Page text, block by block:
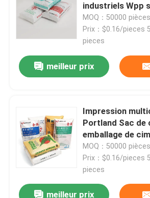
Sacs de soupapes en PE
EVA sac à fondue basse
industriels Wpp
Portland
MOQ：50000 pièces
Prix：$0.16/pieces
pieces
meilleur prix
Impression
Portland Sac de
emballage de
MOQ：50000 pièces
Prix：$0.16/pieces
pieces
meilleur prix